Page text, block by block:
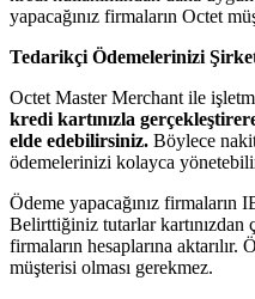
yapacağınız firmaların Octet
Tedarikçi Ödemelerinizi Şirket
Octet Master Merchant ile
kredi kartınızla
elde edebilirsiniz. Böylece nakit
ödemelerinizi kolayca
Ödeme yapacağınız
Belirttiğiniz tutarlar kartınızdan
firmaların hesaplarına aktarılır.
müşterisi olması gerekmez.